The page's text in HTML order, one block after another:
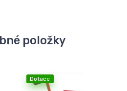
položky
Dotace